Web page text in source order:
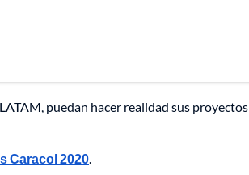
puedan hacer realidad sus proyectos
Caracol 2020.